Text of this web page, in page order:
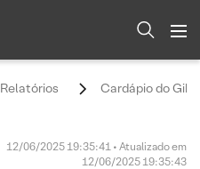
Relatórios Cardápio do
12/06/2025 19:35:41 • Atualizado em
12/06/2025 19:35:43